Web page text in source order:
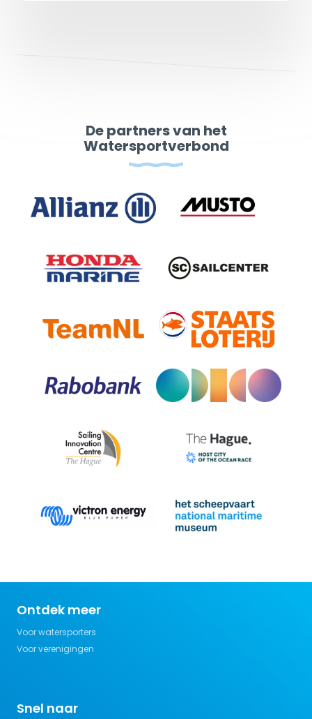
De partners van het
Watersportverbond
Ontdek meer
Voor watersporters
Voor verenigingen
Snel naar